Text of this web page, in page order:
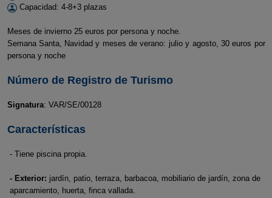
Capacidad: 4-8+3 plazas
Meses de invierno 25 euros por persona y noche.
Semana Santa, Navidad y meses de verano: julio y agosto, 30 euros por
persona y noche
Número de Registro de Turismo
Signatura: VAR/SE/00128
Características
- Tiene piscina propia.
- Exterior: jardín, patio, terraza, barbacoa, mobiliario de jardín, zona de
aparcamiento, huerta, finca vallada.